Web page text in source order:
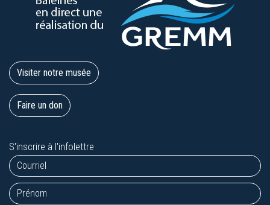
Visiter notre musée
Faire un don
S'inscrire à l'infolettre